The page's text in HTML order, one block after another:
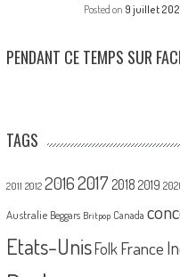
Posted on 9 juillet
PENDANT CE TEMPS SUR
TAGS
2011 2012 20162017 2018 2019
Australie Beggars Britpop Canada
Etats-UnisFolk France